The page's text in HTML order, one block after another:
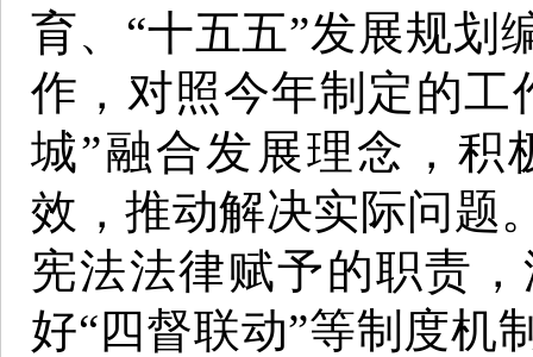
育、“十五五”发展规划
作，对照今年制定的工
城”融合发展理念，积
效，推动解决实际问题
宪法法律赋予的职责
好“四督联动”等制度机